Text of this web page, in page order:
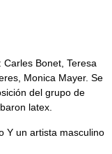
Carles Bonet, Teresa
Monica Mayer. Se
del grupo de
latex.
Y un artista masculino